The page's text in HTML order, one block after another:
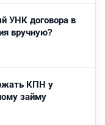
УНК договора в
вручную?
КПН у
займу